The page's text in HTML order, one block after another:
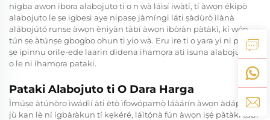
nigba awon ibora alabojuto ti o n wà láìsí iwàtí, tí àwọn ékipò
alabojuto le ṣe igbesi aye nipasẹ jàmíngi láti ṣàdùrò ìlànà
alábojútó runse àwọn ènìyàn tàbí àwọn ibòràn pàtàkì, kí wọ́n
tún ṣe àtúnṣe gbogbo ohun ti yio wà. Eru ire ti o yara yi ni pato le
ṣe ipinnu orilẹ-ede laarin didena ihamọra ati isuna alabojuto ti
o le ni ihamọra pataki.
Pataki Alabojuto ti O Dara Harga
Ìmúṣe àtúnòro ìwádìí àti ètò ìfowópamọ̀ láàárín àwọn àdápẹ̀lẹ́
jù kan lè ní ígbàràkun tí kẹkéré, láìtọ́nà fún àwọn iṣẹ́ pàtàkì tàbí